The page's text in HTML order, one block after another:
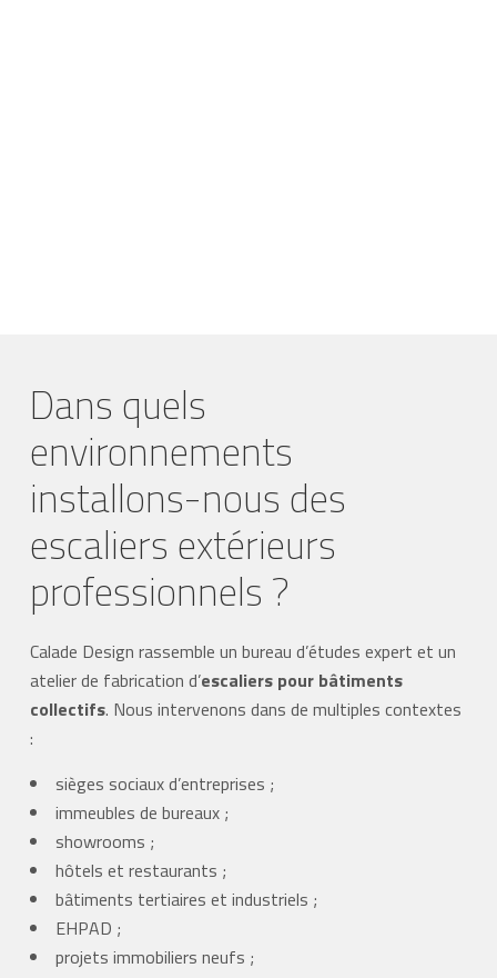
Dans quels
environnements
installons-nous des
escaliers extérieurs
professionnels ?
Calade Design rassemble un bureau d’études expert et un
atelier de fabrication d’escaliers pour bâtiments
collectifs. Nous intervenons dans de multiples contextes
:
sièges sociaux d’entreprises ;
immeubles de bureaux ;
showrooms ;
hôtels et restaurants ;
bâtiments tertiaires et industriels ;
EHPAD ;
projets immobiliers neufs ;